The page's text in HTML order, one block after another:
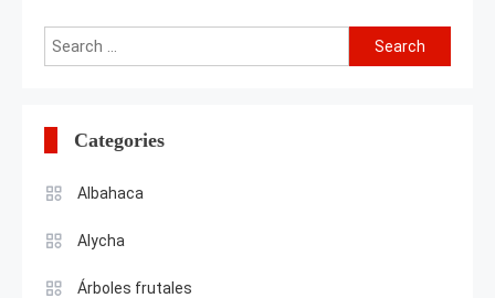
Search
for:
Categories
Albahaca
Alycha
Árboles frutales